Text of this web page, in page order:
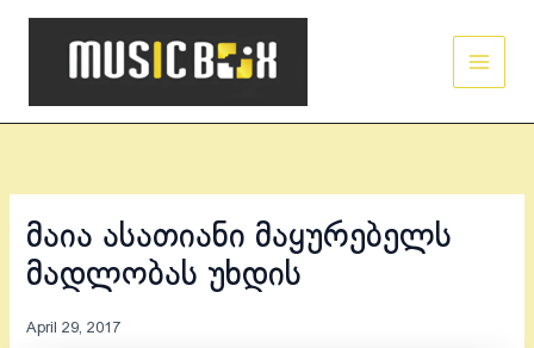
Skip
მაია ასათიანი მაყურებელს
მადლობას უხდის
April 29, 2017